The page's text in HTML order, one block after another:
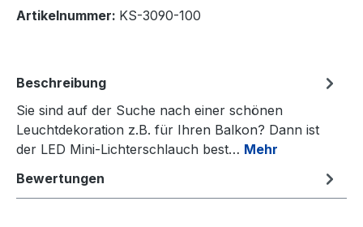
Artikelnummer: KS-3090-100
Beschreibung
Sie sind auf der Suche nach einer schönen
Leuchtdekoration z.B. für Ihren Balkon? Dann ist
der LED Mini-Lichterschlauch best… Mehr
Bewertungen